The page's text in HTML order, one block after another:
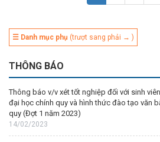
☰ Danh mục phụ (trượt sang phải → )
THÔNG BÁO
Thông báo v/v xét tốt nghiệp đối với sinh
đại học chính quy và hình thức đào tạo văn
quy (Đợt 1 năm 2023)
14/02/2023